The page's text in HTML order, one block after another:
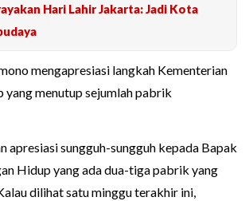
Hari Lahir Jakarta: Jadi Kota
mengapresiasi langkah Kementerian
yang menutup sejumlah pabrik
apresiasi sungguh-sungguh kepada Bapak
Hidup yang ada dua-tiga pabrik yang
dilihat satu minggu terakhir ini,